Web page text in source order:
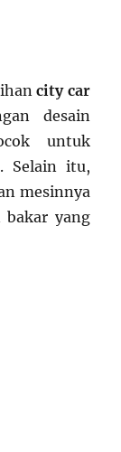
city car
desain
untuk
Selain itu,
mesinnya
bakar yang